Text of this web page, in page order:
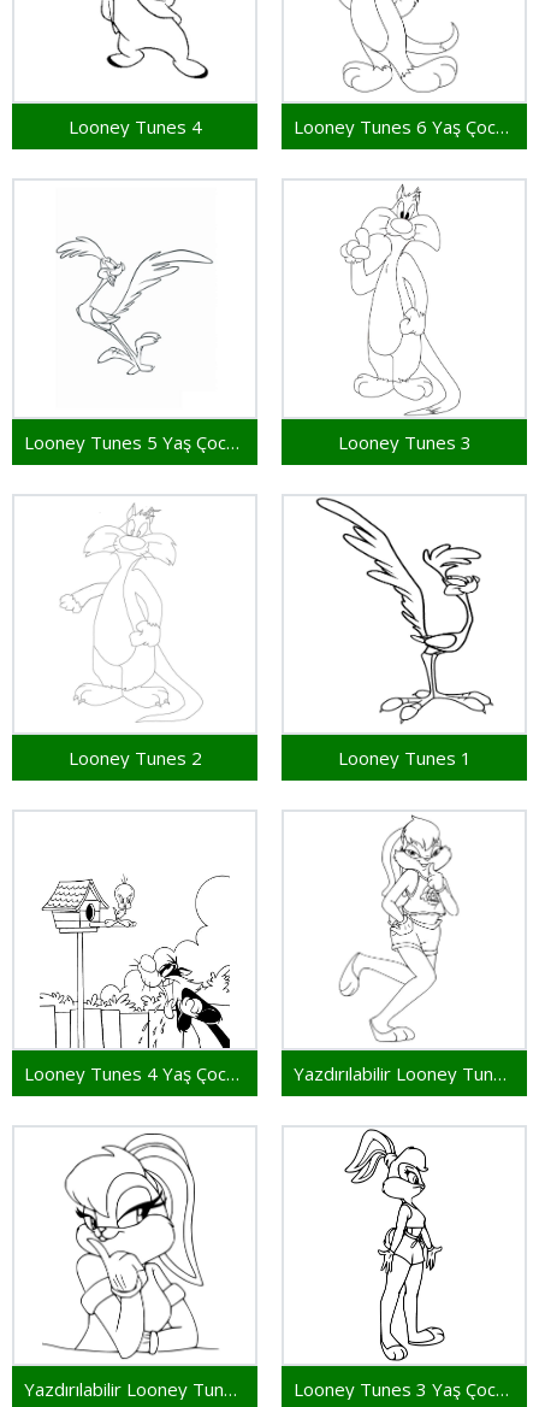
Looney Tunes 4 Looney Tunes 6 Yaş Çocuklar İçin
Looney Tunes 5 Yaş Çocuklar İçin Looney Tunes 3
Looney Tunes 2 Looney Tunes 1
Looney Tunes 4 Yaş Çocuklar İçin Yazdırılabilir Looney Tunes Resim
Yazdırılabilir Looney Tunes Çocuklar İçin Looney Tunes 3 Yaş Çocuklar İçin